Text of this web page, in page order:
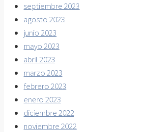
septiembre 2023
agosto 2023
junio 2023
mayo 2023
abril 2023
marzo 2023
febrero 2023
enero 2023
diciembre 2022
noviembre 2022